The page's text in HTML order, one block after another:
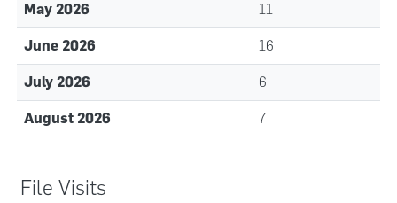
May 2026 11
June 2026 16
July 2026 6
August 2026 7
File Visits